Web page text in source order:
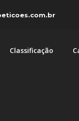
MAN e
Classificação